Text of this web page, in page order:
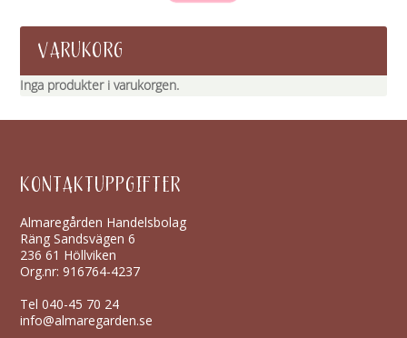
VARUKORG
Inga produkter i varukorgen.
KONTAKTUPPGIFTER
Almaregården Handelsbolag
Räng Sandsvägen 6
236 61 Höllviken
Org.nr: 916764-4237
Tel040-45 70 24
info@almaregarden.se